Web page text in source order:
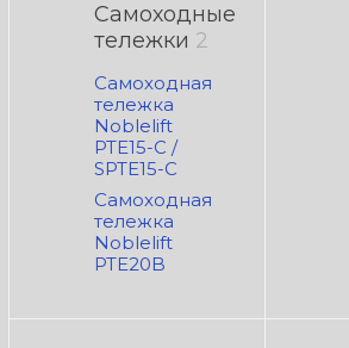
Самоходные
тележки 2
Самоходная
тележка
Noblelift
PTE15-C /
SPTE15-C
Самоходная
тележка
Noblelift
PTE20B